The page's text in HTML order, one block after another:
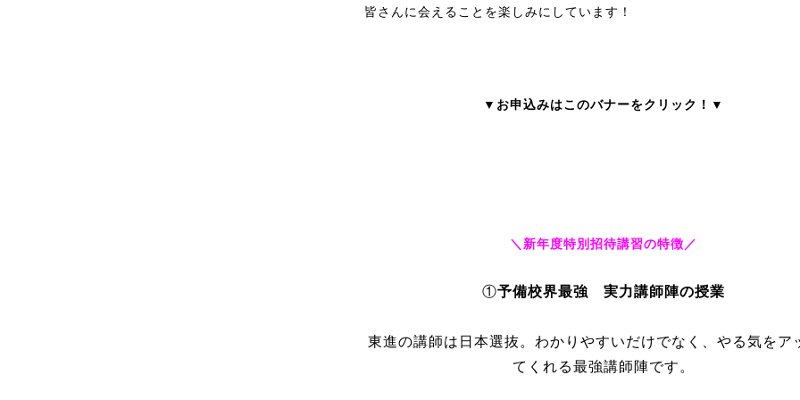
皆さんに会えることを楽しみにしています！
▼お申込みはこのバナーをクリック！▼
＼新年度特別招待講習の特徴／
①予備校界最強 実力講師陣の授業
東進の講師は日本選抜。わかりやすいだけでなく、やる気をア
てくれる最強講師陣です。